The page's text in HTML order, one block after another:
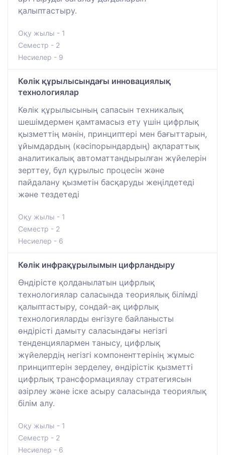
қалыптастыру.
Оқу жылы - 1
Семестр - 2
Несиелер - 9
Көлік құрылысындағы инновациялық
технологиялар
Көлік құрылысының сапасын техникалық
шешімдермен қамтамасыз ету үшін цифрлық
қызметтің мәнін, принциптері мен бағыттарын,
ұйымдардың (кәсіпорындардың) ақпараттық
аналитикалық автоматтандырылған жүйелерін
зерттеу, бұл құрылыс процесін және
пайдалану қызметін басқаруды жеңілдетеді
және тездетеді
Оқу жылы - 1
Семестр - 2
Несиелер - 6
Көлік инфрақұрылымын цифрландыру
Өндірісте қолданылатын цифрлық
технологиялар саласында теориялық білімді
қалыптастыру, сондай-ақ цифрлық
технологияларды енгізуге байланысты
өндірісті дамыту саласындағы негізгі
тенденциялармен танысу, цифрлық
жүйелердің негізгі компоненттерінің жұмыс
принциптерін зерделеу, өндірістік қызметті
цифрлық трансформациялау стратегиясын
әзірлеу және іске асыру саласында теориялық
білім алу.
Оқу жылы - 1
Семестр - 2
Несиелер - 6